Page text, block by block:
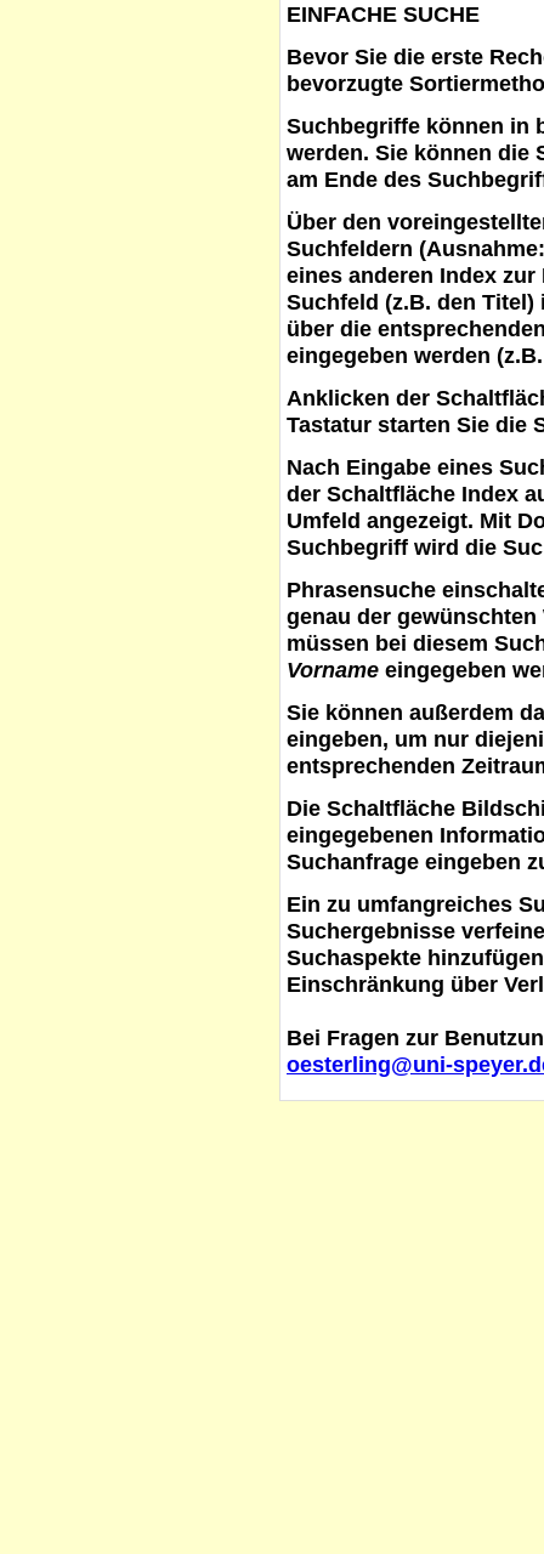
EINFACHE SUCHE
Bevor Sie die erste
bevorzugte
Suchbegriffe können in
werden. Sie können die
am Ende des
Über den
Suchfeldern
eines anderen Index
Suchfeld (z.B. den
über die
eingegeben werden
Anklicken der
Tastatur starten Sie die
Nach Eingabe eines
der Schaltfläche Index
Umfeld angezeigt. Mit
Suchbegriff wird die
Phrasensuche
genau der
müssen bei diesem
Vorname eingegeben
Sie können außerdem
eingeben, um nur
entsprechenden
Die Schaltfläche
eingegebenen
Suchanfrage eingeben
Ein zu umfangreiches
Suchergebnisse
Suchaspekte
Einschränkung über
Bei Fragen zur
oesterling@uni-